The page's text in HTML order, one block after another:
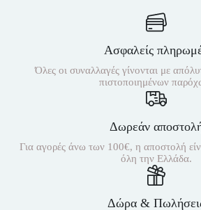
Ασφαλείς
Όλες οι συναλλαγές γίνονται με
πιστοποιημένων
Δωρεάν
Για αγορές άνω των 100€, η αποστολή
όλη την Ελλάδα.
Δώρα &